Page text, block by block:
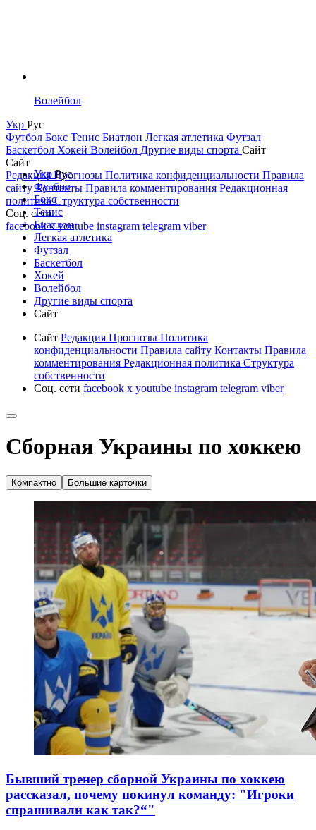
Волейбол
Укр Рус
Футбол Бокс Тенис Биатлон Легкая атлетика Футзал
Баскетбол Хокей Волейбол Другие виды спорта Сайт
Сайт
РедакцияПрогнозы Политика конфиденциальности Правила
сайтуКонтакты Правила комментирования Редакционная
политикаСтруктура собственности
Соц. сети
facebookxyoutube instagram telegram viber
УкрРус
Футбол
Бокс
Тенис
Биатлон
Легкая атлетика
Футзал
Баскетбол
Хокей
Волейбол
Другие виды спорта
Сайт
Сайт Редакция Прогнозы Политика
конфиденциальности Правила сайту Контакты Правила
комментирования Редакционная политика Структура
собственности
Соц. сети facebook x youtube instagram telegram viber
Сборная Украины по хоккею
Компактно Большие карточки
Бывший тренер сборной Украины по хоккею
рассказал, почему покинул команду: "Игроки
спрашивали как так?“"